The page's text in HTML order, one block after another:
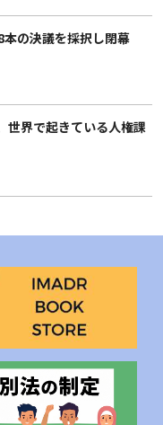
の決議を採択し閉幕
世界で起きている人権課